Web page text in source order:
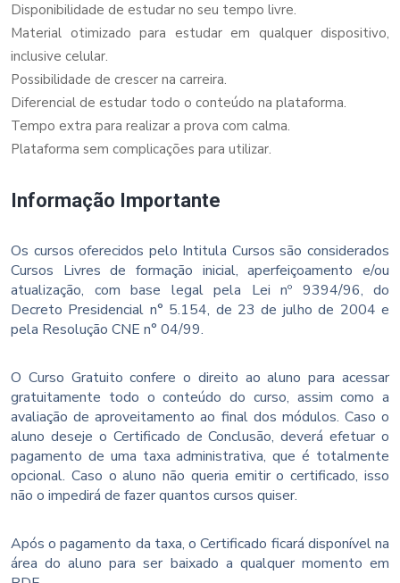
Disponibilidade de estudar no seu tempo livre.
Material otimizado para estudar em qualquer dispositivo,
inclusive celular.
Possibilidade de crescer na carreira.
Diferencial de estudar todo o conteúdo na plataforma.
Tempo extra para realizar a prova com calma.
Plataforma sem complicações para utilizar.
Informação Importante
Os cursos oferecidos pelo Intitula Cursos são considerados
Cursos Livres de formação inicial, aperfeiçoamento e/ou
atualização, com base legal pela Lei nº 9394/96, do
Decreto Presidencial n° 5.154, de 23 de julho de 2004 e
pela Resolução CNE n° 04/99.
O Curso Gratuito confere o direito ao aluno para acessar
gratuitamente todo o conteúdo do curso, assim como a
avaliação de aproveitamento ao final dos módulos. Caso o
aluno deseje o Certificado de Conclusão, deverá efetuar o
pagamento de uma taxa administrativa, que é totalmente
opcional. Caso o aluno não queria emitir o certificado, isso
não o impedirá de fazer quantos cursos quiser.
Após o pagamento da taxa, o Certificado ficará disponível na
área do aluno para ser baixado a qualquer momento em